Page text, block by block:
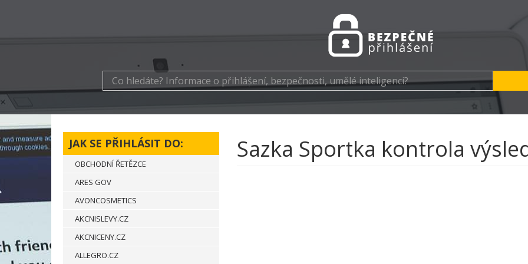
JAK SE PŘIHLÁSIT DO:
OBCHODNÍ ŘETĚZCE
ARES GOV
AVONCOSMETICS
AKCNISLEVY.CZ
AKCNICENY.CZ
ALLEGRO.CZ
Sazka Sportka kontrola